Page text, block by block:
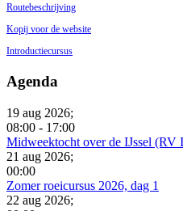
Routebeschrijving
Kopij voor de website
Introductiecursus
Agenda
19 aug 2026;
08:00 - 17:00
Midweektocht over de IJssel (RV
21 aug 2026;
00:00
Zomer roeicursus 2026, dag 1
22 aug 2026;